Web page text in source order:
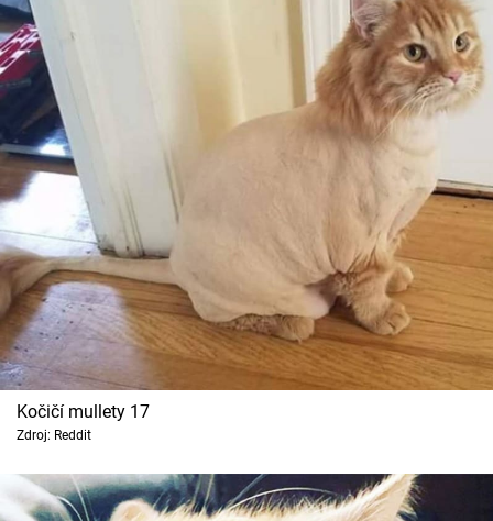
Kočičí mullety 17
Zdroj: Reddit